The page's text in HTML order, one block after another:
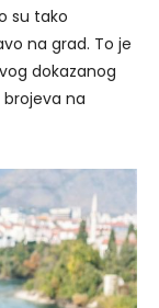
su tako
na grad. To je
dokazanog
na